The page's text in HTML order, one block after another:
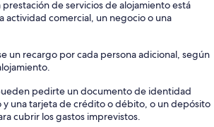
prestación de servicios de alojamiento está
actividad comercial, un negocio o una
un recargo por cada persona adicional, según
pedirte un documento de identidad
y una tarjeta de crédito o débito, o un depósito
cubrir los gastos imprevistos.